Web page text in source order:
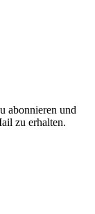
abonnieren und
zu erhalten.